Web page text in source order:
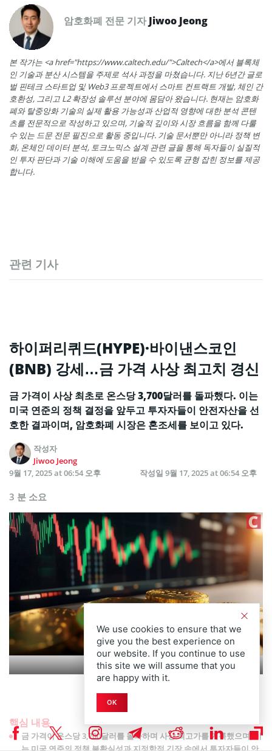
암호화폐 전문 기자Jiwoo Jeong
본 작가는 <a href="https://www.caltech.edu/">Caltech</a>에서 블록체
인 기술과 분산 시스템을 주제로 석사 과정을 마쳤습니다. 지난 6년간 글로
벌 핀테크 스타트업 및 Web3 프로젝트에서 스마트 컨트랙트 개발, 체인 간
호환성, 그리고 L2 확장성 솔루션 분야에 몸담아 왔습니다. 현재는 암호화
폐와 탈중앙화 기술의 실제 활용 가능성과 산업적 영향에 대한 분석 콘텐
츠를 전문적으로 작성하고 있으며, 기술적 깊이와 시장 흐름을 함께 다룰
수 있는 드문 전문 필진으로 활동 중입니다. 기술 문서뿐만 아니라 정책 변
화, 온체인 데이터 분석, 토크노믹스 설계 관련 글을 통해 독자들이 실질적
인 투자 판단과 기술 이해에 도움을 받을 수 있도록 균형 잡힌 정보를 제공
합니다.
관련 기사
하이퍼리퀴드(HYPE)·바이낸스코인
(BNB) 강세…금 가격 사상 최고치 경신
금 가격이 사상 최초로 온스당 3,700달러를 돌파했다. 이는
미국 연준의 정책 결정을 앞두고 투자자들이 안전자산을 선
호한 결과이며, 암호화폐 시장은 혼조세를 보이고 있다.
작성자
Jiwoo Jeong
9월 17, 2025 at 06:54 오후
작성일 9월 17, 2025 at 06:54 오후
3 분 소요
핵심 내용
금 가격이 온스당 3,700달러를 돌파하며 사상 최고가를 기록했으며, 이
는 미국 연준의 정책 불확실성과 지정학적 긴장 속에서 투자자들이 안
We use cookies to ensure that we
give you the best experience on
our website. If you continue to use
this site we will assume that you
are happy with it.
OK